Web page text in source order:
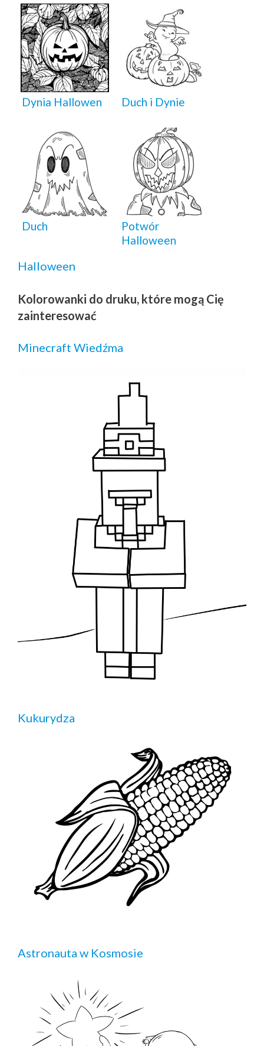
Dynia Hallowen Duch i Dynie
Duch
Potwór
Halloween
Halloween
Kolorowanki do druku, które mogą Cię
zainteresować
Minecraft Wiedźma
Kukurydza
Astronauta w Kosmosie